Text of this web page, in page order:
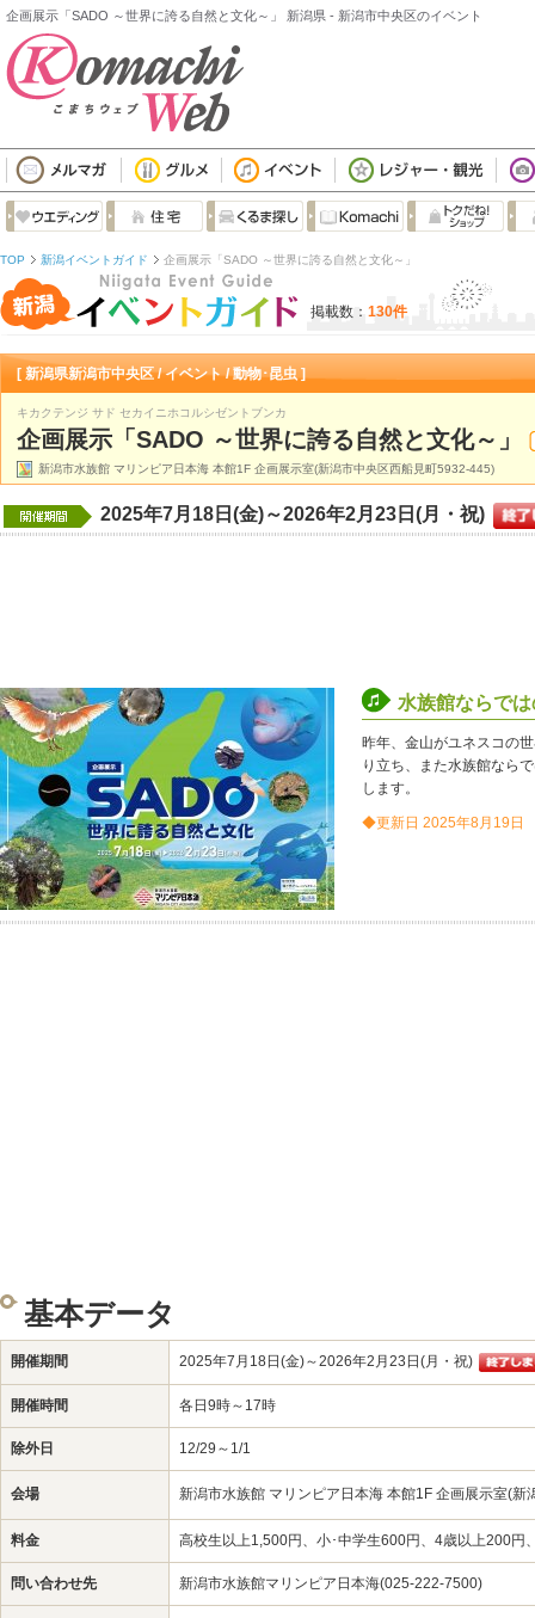
企画展示「SADO ～世界に誇る自然と文化～」 新潟県 - 新潟市中央区のイベント
TOP 新潟イベントガイド 企画展示「SADO ～世界に誇る自然と文化～」
掲載数： 130件
[ 新潟県新潟市中央区 / イベント / 動物･昆虫 ]
キカクテンジ サド セカイニホコルシゼントブンカ
企画展示「SADO ～世界に誇る自然と文化～」
新潟市水族館 マリンピア日本海 本館1F 企画展示室(新潟市中央区西船見町5932-445)
2025年7月18日(金)～2026年2月23日(月・祝)
水族館ならで
昨年、金山がユネスコの
り立ち、また水族館なら
します。
◆更新日 2025年8月19日
基本データ
開催期間 2025年7月18日(金)～2026年2月23日(月・祝)
開催時間 各日9時～17時
除外日 12/29～1/1
会場 新潟市水族館 マリンピア日本海 本館1F 企画展示室(
料金 高校生以上1,500円、小･中学生600円、4歳以上200円
問い合わせ先 新潟市水族館マリンピア日本海(025-222-7500)